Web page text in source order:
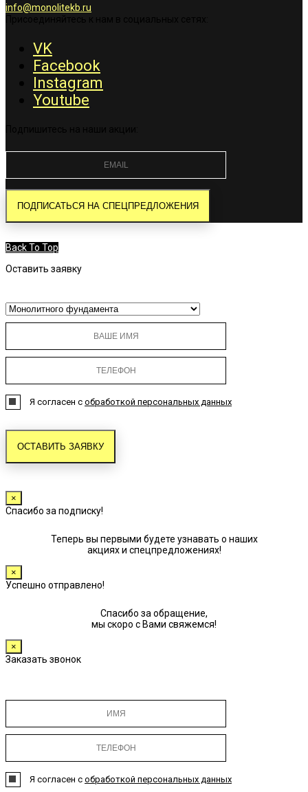
info@monolitekb.ru
VK
Facebook
Instagram
Youtube
Back To Top
Оставить заявку
Я согласен с обработкой персональных данных
×
Спасибо за подписку!
Теперь вы первыми будете узнавать о наших
акциях и спецпредложениях!
×
Успешно отправлено!
Спасибо за обращение,
мы скоро с Вами свяжемся!
×
Заказать звонок
Я согласен с обработкой персональных данных